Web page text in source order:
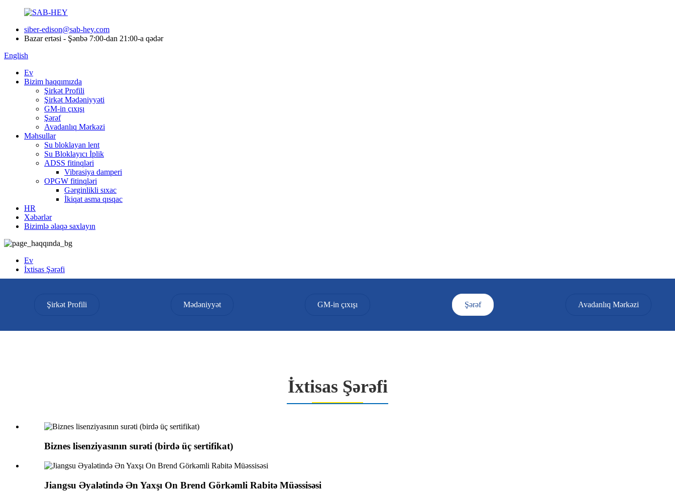
siber-edison@sab-hey.com
Bazar ertəsi - Şənbə 7:00-dan 21:00-a qədər
English
Ev
Bizim haqqımızda
Şirkət Profili
Şirkət Mədəniyyəti
GM-in çıxışı
Şərəf
Avadanlıq Mərkəzi
Məhsullar
Su bloklayan lent
Su Bloklayıcı İplik
ADSS fitinqləri
Vibrasiya damperi
OPGW fitinqləri
Gərginlikli sıxac
İkiqat asma qısqac
HR
Xəbərlər
Bizimlə əlaqə saxlayın
Ev
İxtisas Şərəfi
Şirkət Profili Mədəniyyət GM-in çıxışı Şərəf Avadanlıq Mərkəzi
İxtisas Şərəfi
Biznes lisenziyasının surəti (birdə üç sertifikat)
Jiangsu Əyalətində Ən Yaxşı On Brend Görkəmli Rabitə Müəssisəsi